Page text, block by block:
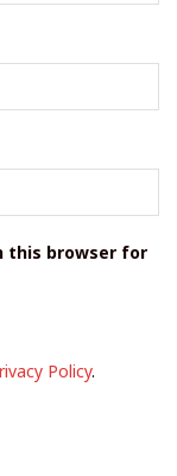
this browser for
Policy.